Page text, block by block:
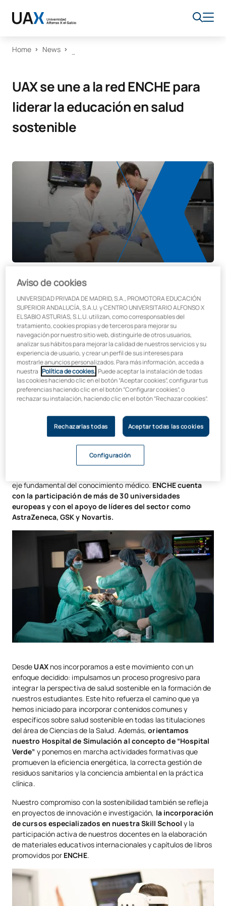
Home News
UAX se une a la red ENCHE para
liderar la educación en salud
sostenible
UAX se une a la red ENCHE para
liderar la educación en salud
sostenible
En laUniversidad Alfonso X el Sabiodamos un paso firme
hacia la formación de profesionales de la salud capaces de
afrontar los grandes retos del siglo XXI. Por eso, nos hemos
unido aENCHE, la red europea de facultades de medicina
que trabaja para integrar el impacto del cambio climático
en la educación sanitaria.
Esta red, respaldada por laOrganización Mundial de la
y su Academia, tiene como misión preparar a las
nuevas generaciones de profesionales para un sistema de
eje fundamental del conocimiento médico. ENCHE cuenta
con la participación de más de 30 universidades
europeas y con el apoyo de líderes del sector como
AstraZeneca, GSK y Novartis.
Desde UAX nos incorporamos a este movimiento con un
enfoque decidido: impulsamos un proceso progresivo para
integrar la perspectiva de salud sostenible en la formación de
nuestros estudiantes. Este hito refuerza el camino que ya
hemos iniciado para incorporar contenidos comunes y
específicos sobre salud sostenible en todas las titulaciones
del área de Ciencias de la Salud. Además, orientamos
nuestro Hospital de Simulación al concepto de “Hospital
Verde” y ponemos en marcha actividades formativas que
promueven la eficiencia energética, la correcta gestión de
residuos sanitarios y la conciencia ambiental en la práctica
clínica.
Nuestro compromiso con la sostenibilidad también se refleja
en proyectos de innovación e investigación, la incorporación
de cursos especializados en nuestra Skill School y la
participación activa de nuestros docentes en la elaboración
de materiales educativos internacionales y capítulos de libros
promovidos por ENCHE.
Aviso de cookies
UNIVERSIDAD PRIVADA DE MADRID, S.A., PROMOTORA EDUCACIÓN
SUPERIOR ANDALUCÍA, S.A.U. y CENTRO UNIVERSITARIO ALFONSO X
EL SABIO ASTURIAS, S.L.U. utilizan, como corresponsables del
tratamiento, cookies propias y de terceros para mejorar su
navegación por nuestro sitio web, distinguirle de otros usuarios,
analizar sus hábitos para mejorar la calidad de nuestros servicios y su
experiencia de usuario, y crear un perfil de sus intereses para
mostrarle anuncios personalizados. Para más información, acceda a
nuestra Política de cookies. . Puede aceptar la instalación de todas
las cookies haciendo clic en el botón “Aceptar cookies”, configurar tus
preferencias haciendo clic en el botón “Configurar cookies”, o
rechazar su instalación, haciendo clic en el botón “Rechazar cookies”.
Rechazarlas todas Aceptar todas las cookies
Configuración